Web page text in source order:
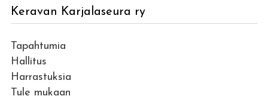
Keravan Karjalaseura ry
Tapahtumia
Hallitus
Harrastuksia
Tule mukaan